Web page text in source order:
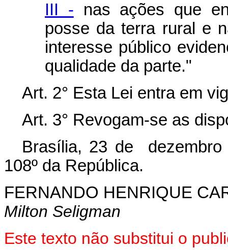
III - nas ações que
posse da terra rural e
interesse público
qualidade da parte."
Art. 2° Esta Lei entra em
Art. 3° Revogam-se as
Brasília, 23 de dezembro
108º da República.
FERNANDO HENRIQUE
Milton Seligman
Este texto não substitui o